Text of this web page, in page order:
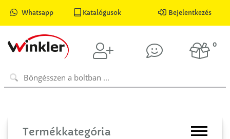
Whatsapp Katalógusok Bejelentkezés
0
Termékkategória